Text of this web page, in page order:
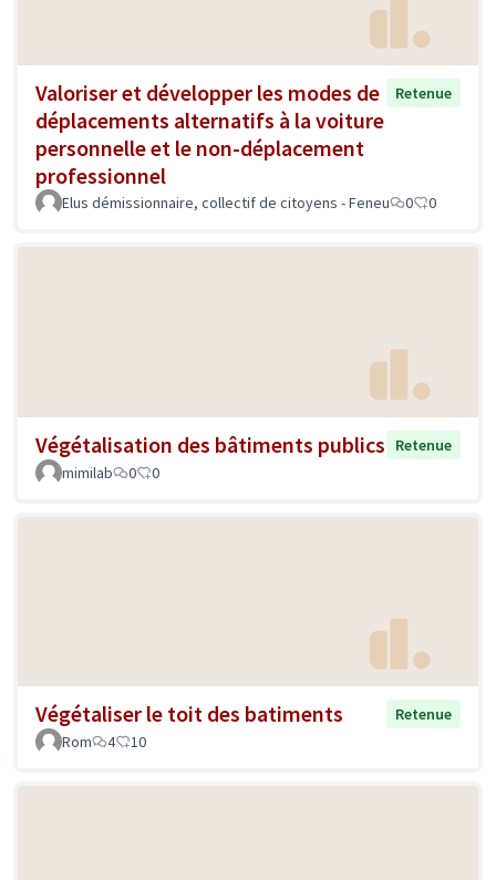
Valoriser et développer les modes de
déplacements alternatifs à la voiture
personnelle et le non-déplacement
professionnel
Retenue
Elus démissionnaire, collectif de citoyens - Feneu 0 0
Végétalisation des bâtiments publics
Retenue
mimilab
0 0
Végétaliser le toit des batiments
Retenue
Rom
4 10